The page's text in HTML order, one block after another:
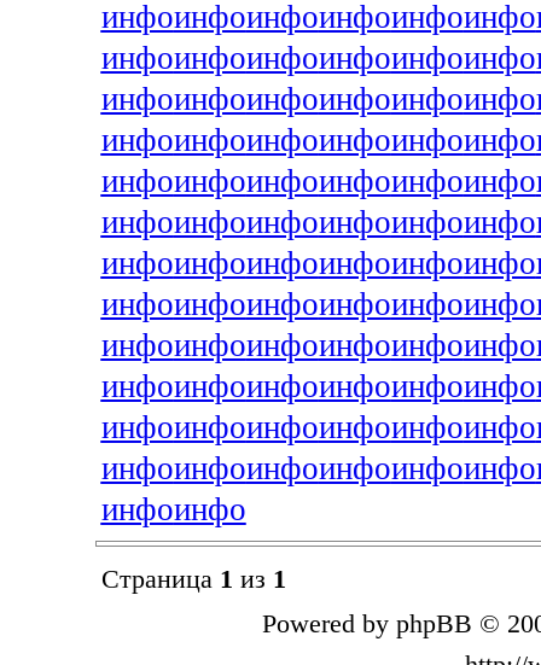
инфоинфоинфоинфоинфоинфо
инфоинфоинфоинфоинфоинфо
инфоинфоинфоинфоинфоинфо
инфоинфоинфоинфоинфоинфо
инфоинфоинфоинфоинфоинфо
инфоинфоинфоинфоинфоинфо
инфоинфоинфоинфоинфоинфо
инфоинфоинфоинфоинфоинфо
инфоинфоинфоинфоинфоинфо
инфоинфоинфоинфоинфоинфо
инфоинфоинфоинфоинфоинфо
инфоинфоинфоинфоинфоинфо
инфоинфо
Страница 1 из 1
Powered by phpBB ©